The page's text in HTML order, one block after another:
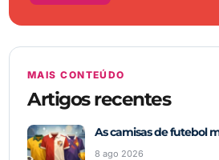
MAIS CONTEÚDO
Artigos recentes
As camisas de futebol
8 ago 2026